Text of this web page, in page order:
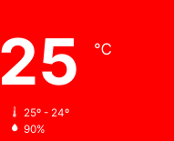
25 ℃
25º - 24º
90%